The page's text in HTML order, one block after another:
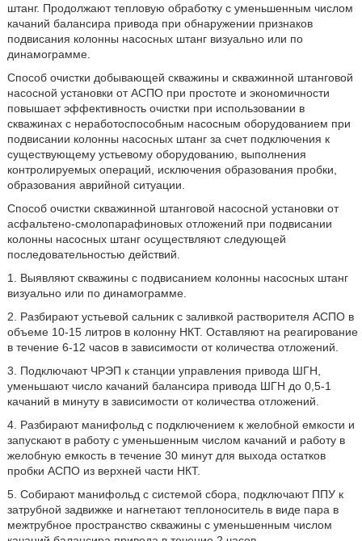
штанг. Продолжают тепловую обработку с уменьшенным числом
качаний балансира привода при обнаружении признаков
подвисания колонны насосных штанг визуально или по
динамограмме.
Способ очистки добывающей скважины и скважинной штанговой
насосной установки от АСПО при простоте и экономичности
повышает эффективность очистки при использовании в
скважинах с неработоспособным насосным оборудованием при
подвисании колонны насосных штанг за счет подключения к
существующему устьевому оборудованию, выполнения
контролируемых операций, исключения образования пробки,
образования аврийной ситуации.
Способ очистки скважинной штанговой насосной установки от
асфальтено-смолопарафиновых отложений при подвисании
колонны насосных штанг осуществляют следующей
последовательностью действий.
1. Выявляют скважины с подвисанием колонны насосных штанг
визуально или по динамограмме.
2. Разбирают устьевой сальник с заливкой растворителя АСПО в
объеме 10-15 литров в колонну НКТ. Оставляют на реагирование
в течение 6-12 часов в зависимости от количества отложений.
3. Подключают ЧРЭП к станции управления привода ШГН,
уменьшают число качаний балансира привода ШГН до 0,5-1
качаний в минуту в зависимости от количества отложений.
4. Разбирают манифольд с подключением к желобной емкости и
запускают в работу с уменьшенным числом качаний и работу в
желобную емкость в течение 30 минут для выхода остатков
пробки АСПО из верхней части НКТ.
5. Собирают манифольд с системой сбора, подключают ППУ к
затрубной задвижке и нагнетают теплоноситель в виде пара в
межтрубное пространство скважины с уменьшенным числом